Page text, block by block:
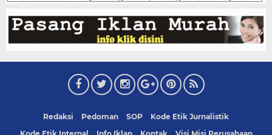
Redaksi Pedoman SOP
Kode Etik Jurnalistik